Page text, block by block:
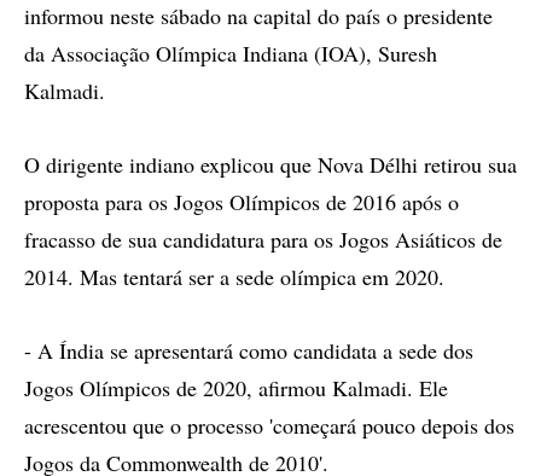
informou neste sábado na capital do país o presidente
da Associação Olímpica Indiana (IOA), Suresh
Kalmadi.
O dirigente indiano explicou que Nova Délhi retirou sua
proposta para os Jogos Olímpicos de 2016 após o
fracasso de sua candidatura para os Jogos Asiáticos de
2014. Mas tentará ser a sede olímpica em 2020.
- A Índia se apresentará como candidata a sede dos
Jogos Olímpicos de 2020, afirmou Kalmadi. Ele
acrescentou que o processo 'começará pouco depois dos
Jogos da Commonwealth de 2010'.